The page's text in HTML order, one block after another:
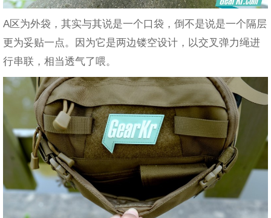
A区为外袋，其实与其说是一个口袋，倒不是说是一个隔层
更为妥贴一点。因为它是两边镂空设计，以交叉弹力绳进
行串联，相当透气了喂。